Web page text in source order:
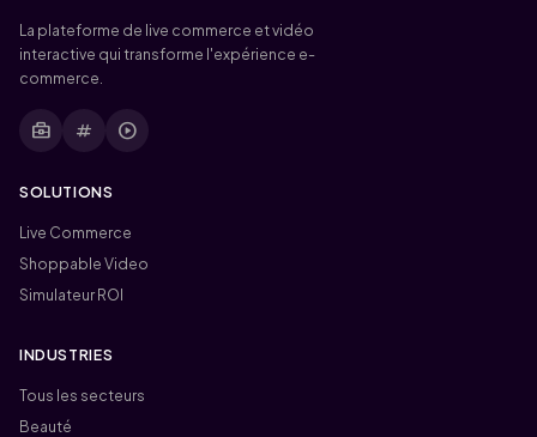
La plateforme de live commerce et vidéo
interactive qui transforme l'expérience e-
commerce.
business_center tag play_circle
SOLUTIONS
Live Commerce
Shoppable Video
Simulateur ROI
INDUSTRIES
Tous les secteurs
Beauté